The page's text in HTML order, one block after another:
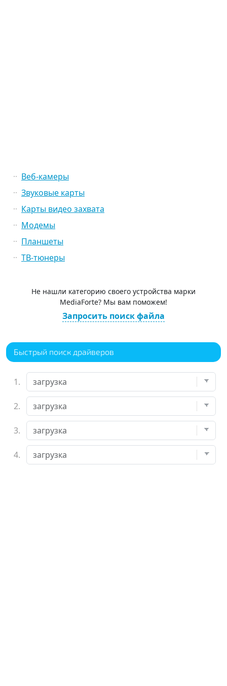
Веб-камеры
Звуковые карты
Карты видео захвата
Модемы
Планшеты
ТВ-тюнеры
Не нашли категорию своего устройства марки
MediaForte? Мы вам поможем!
Запросить поиск файла
Быстрый поиск драйверов
1.
2.
3.
4.